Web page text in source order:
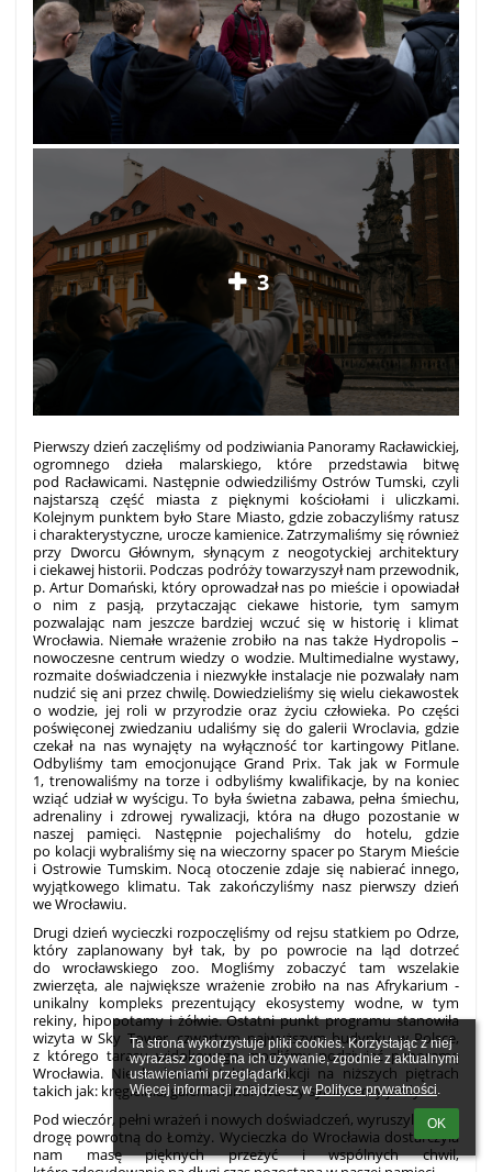
Ta strona wykorzystuje pliki cookies. Korzystając z niej
wyrażasz zgodę na ich używanie, zgodnie z aktualnymi
ustawieniami przeglądarki.
Więcej informacji znajdziesz w Polityce prywatności.
OK
3
Pierwszy dzień zaczęliśmy od podziwiania Panoramy Racławickiej,
ogromnego dzieła malarskiego, które przedstawia bitwę
pod Racławicami. Następnie odwiedziliśmy Ostrów Tumski, czyli
najstarszą część miasta z pięknymi kościołami i uliczkami.
Kolejnym punktem było Stare Miasto, gdzie zobaczyliśmy ratusz
i charakterystyczne, urocze kamienice. Zatrzymaliśmy się również
przy Dworcu Głównym, słynącym z neogotyckiej architektury
i ciekawej historii. Podczas podróży towarzyszył nam przewodnik,
p. Artur Domański, który oprowadzał nas po mieście i opowiadał
o nim z pasją, przytaczając ciekawe historie, tym samym
pozwalając nam jeszcze bardziej wczuć się w historię i klimat
Wrocławia. Niemałe wrażenie zrobiło na nas także Hydropolis –
nowoczesne centrum wiedzy o wodzie. Multimedialne wystawy,
rozmaite doświadczenia i niezwykłe instalacje nie pozwalały nam
nudzić się ani przez chwilę. Dowiedzieliśmy się wielu ciekawostek
o wodzie, jej roli w przyrodzie oraz życiu człowieka. Po części
poświęconej zwiedzaniu udaliśmy się do galerii Wroclavia, gdzie
czekał na nas wynajęty na wyłączność tor kartingowy Pitlane.
Odbyliśmy tam emocjonujące Grand Prix. Tak jak w Formule
1, trenowaliśmy na torze i odbyliśmy kwalifikacje, by na koniec
wziąć udział w wyścigu. To była świetna zabawa, pełna śmiechu,
adrenaliny i zdrowej rywalizacji, która na długo pozostanie w
naszej pamięci. Następnie pojechaliśmy do hotelu, gdzie
po kolacji wybraliśmy się na wieczorny spacer po Starym Mieście
i Ostrowie Tumskim. Nocą otoczenie zdaje się nabierać innego,
wyjątkowego klimatu. Tak zakończyliśmy nasz pierwszy dzień
we Wrocławiu.
Drugi dzień wycieczki rozpoczęliśmy od rejsu statkiem po Odrze,
który zaplanowany był tak, by po powrocie na ląd dotrzeć
do wrocławskiego zoo. Mogliśmy zobaczyć tam wszelakie
zwierzęta, ale największe wrażenie zrobiło na nas Afrykarium -
unikalny kompleks prezentujący ekosystemy wodne, w tym
rekiny, hipopotamy i żółwie. Ostatni punkt programu stanowiła
wizyta w Sky Tower, czwartym najwyższym budynku w Polsce,
z którego tarasu widokowego mogliśmy podziwiać panoramę
Wrocławia. Nie brakowało także atrakcji na niższych piętrach
takich jak: kręgielnia, galeria handlowa czy symulatory jazdy.
Pod wieczór, pełni wrażeń i nowych doświadczeń, wyruszyliśmy w
drogę powrotną do Łomży. Wycieczka do Wrocławia dostarczyła
nam masę pięknych przeżyć i wspólnych chwil,